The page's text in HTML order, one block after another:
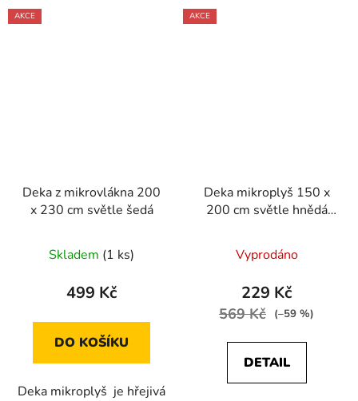
AKCE
Deka z mikrovlákna 200
x 230 cm světle šedá
Skladem (1 ks)
499 Kč
DO KOŠÍKU
Deka mikroplyš je hřejivá
AKCE
Deka mikroplyš 150 x
200 cm světle hnědá
Vyprodáno
229 Kč
569 Kč (–59 %)
DETAIL